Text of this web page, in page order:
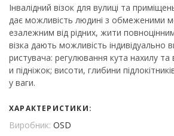
Інвалідний візок для вулиці та
дає можливість людині з обмеженими
езалежним від рідних, жити
візка дають можливість індивідуально
ристувача: регулювання кута нахилу та
и підніжок; висоти, глибини
у ваги.
ХАРАКТЕРИСТИКИ:
Виробник: OSD